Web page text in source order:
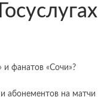
и фанатов «Сочи»?
абонементов на матчи